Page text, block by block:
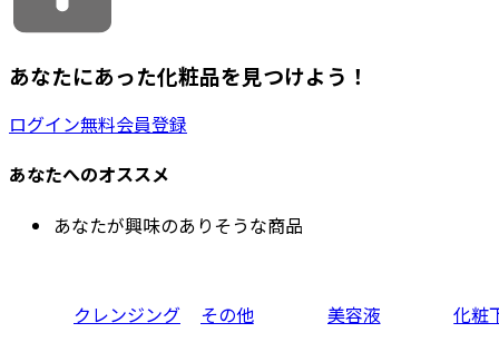
あなたにあった化粧品を見つけよう！
ログイン無料会員登録
あなたへのオススメ
あなたが興味のありそうな商品
クレンジング
その他
美容液
化粧